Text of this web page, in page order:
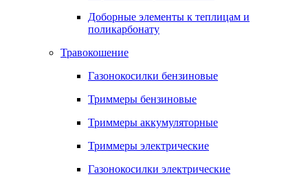
Доборные элементы к теплицам и
поликарбонату
Травокошение
Газонокосилки бензиновые
Триммеры бензиновые
Триммеры аккумуляторные
Триммеры электрические
Газонокосилки электрические